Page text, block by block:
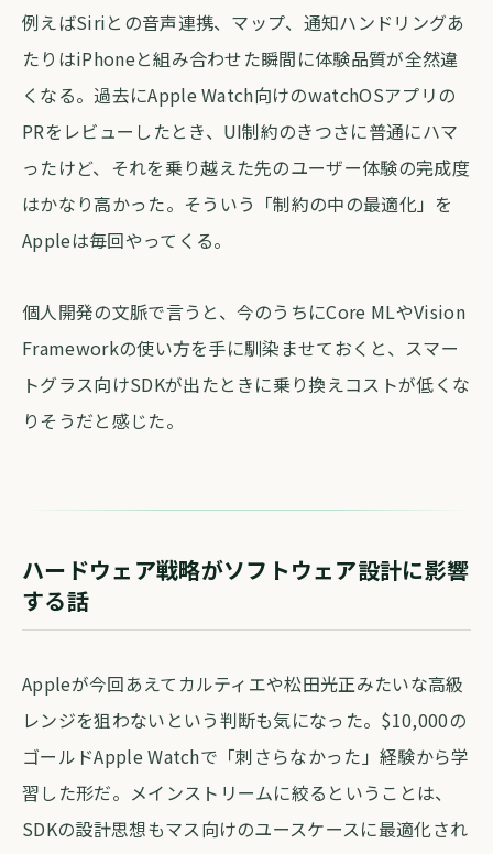
例えばSiriとの音声連携、マップ、通知ハンドリングあ
たりはiPhoneと組み合わせた瞬間に体験品質が全然違
くなる。過去にApple Watch向けのwatchOSアプリの
PRをレビューしたとき、UI制約のきつさに普通にハマ
ったけど、それを乗り越えた先のユーザー体験の完成度
はかなり高かった。そういう「制約の中の最適化」を
Appleは毎回やってくる。
個人開発の文脈で言うと、今のうちにCore MLやVision
Frameworkの使い方を手に馴染ませておくと、スマー
トグラス向けSDKが出たときに乗り換えコストが低くな
りそうだと感じた。
ハードウェア戦略がソフトウェア設計に影響
する話
Appleが今回あえてカルティエや松田光正みたいな高級
レンジを狙わないという判断も気になった。$10,000の
ゴールドApple Watchで「刺さらなかった」経験から学
習した形だ。メインストリームに絞るということは、
SDKの設計思想もマス向けのユースケースに最適化され